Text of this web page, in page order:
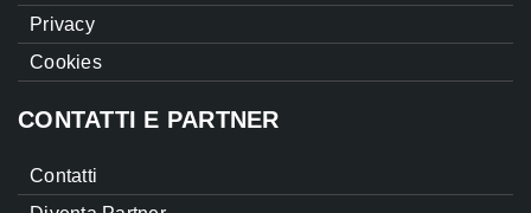
Privacy
Cookies
CONTATTI E PARTNER
Contatti